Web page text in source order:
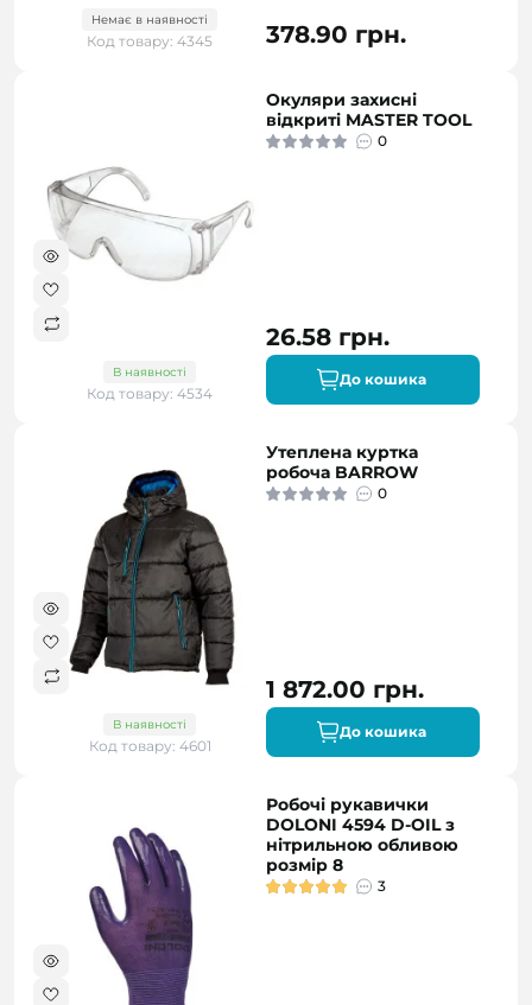
Немає в наявності
Код товару: 4345 378.90 грн.
В наявності
Код товару: 4534
Окуляри захисні
відкриті MASTER TOOL
0
26.58 грн.
До кошика
В наявності
Код товару: 4601
Утеплена куртка
робоча BARROW
0
1 872.00 грн.
До кошика
Робочі рукавички
DOLONI 4594 D-OIL з
нітрильною обливою
розмір 8
3